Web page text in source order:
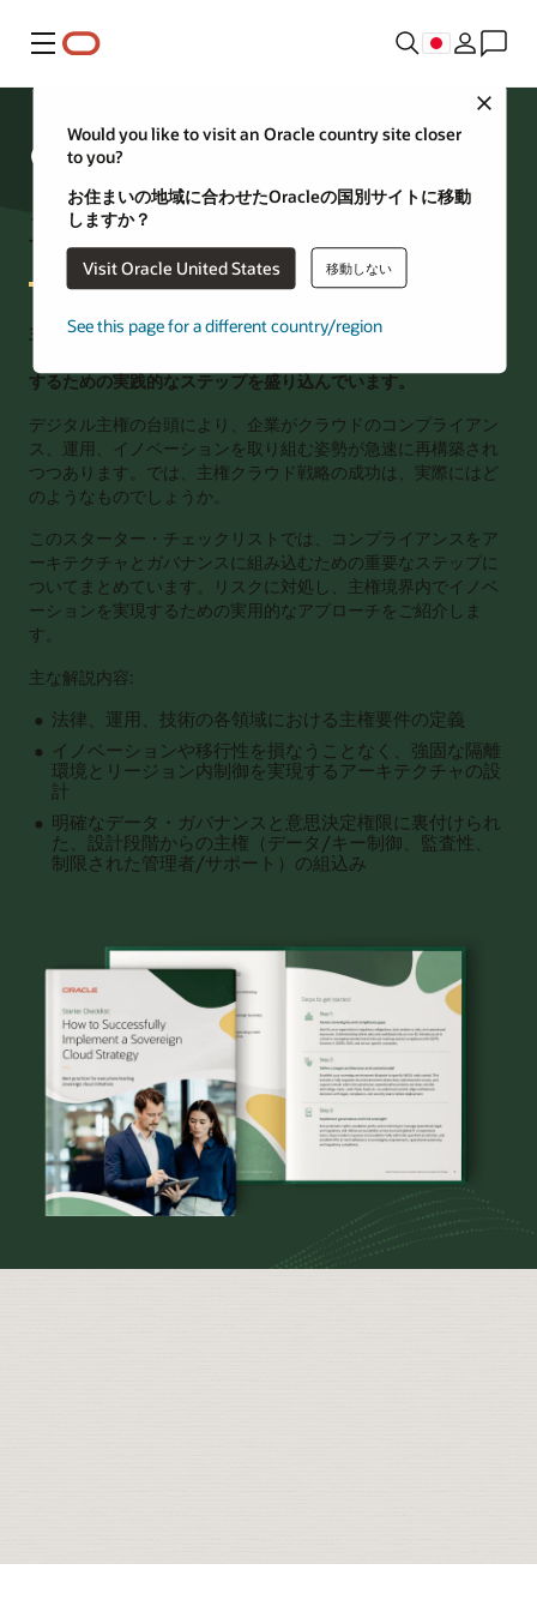
メニュー
Would you like to visit an Oracle country site closer
to you?
お住まいの地域に合わせたOracleの国別サイトに移動
しますか？
Visit Oracle United States 移動しない
See this page for a different country/region
主権クラウド戦略の導入方法
主権クラウド戦略を実施するための経営陣向けのチェックリス
するための実践的なステップを盛り込んでいます。
デジタル主権の台頭により、企業がクラウドのコンプライアン
ス、運用、イノベーションを取り組む姿勢が急速に再構築され
つつあります。では、主権クラウド戦略の成功は、実際にはど
のようなものでしょうか。
このスターター・チェックリストでは、コンプライアンスをア
ーキテクチャとガバナンスに組み込むための重要なステップに
ついてまとめています。リスクに対処し、主権境界内でイノベ
ーションを実現するための実用的なアプローチをご紹介しま
す。
主な解説内容:
法律、運用、技術の各領域における主権要件の定義
イノベーションや移行性を損なうことなく、強固な隔離
環境とリージョン内制御を実現するアーキテクチャの設
計
明確なデータ・ガバナンスと意思決定権限に裏付けられ
た、設計段階からの主権（データ/キー制御、監査性、
制限された管理者/サポート）の組込み